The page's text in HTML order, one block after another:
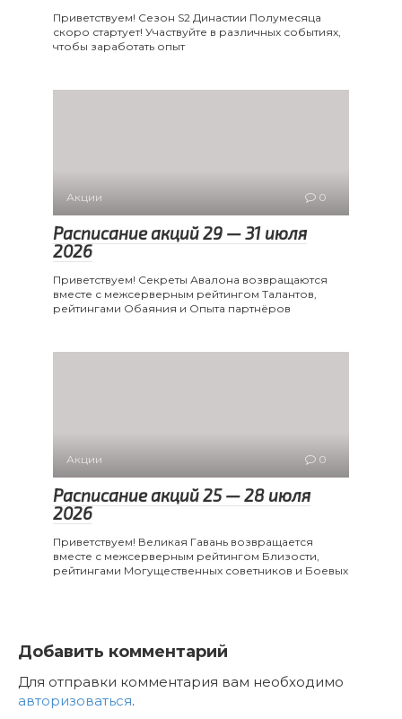
Приветствуем! Сезон S2 Династии Полумесяца
скоро стартует! Участвуйте в различных событиях,
чтобы заработать опыт
Акции 0
Расписание акций 29 — 31 июля
2026
Приветствуем! Секреты Авалона возвращаются
вместе с межсерверным рейтингом Талантов,
рейтингами Обаяния и Опыта партнёров
Акции 0
Расписание акций 25 — 28 июля
2026
Приветствуем! Великая Гавань возвращается
вместе с межсерверным рейтингом Близости,
рейтингами Могущественных советников и Боевых
Добавить комментарий
Для отправки комментария вам необходимо
авторизоваться.